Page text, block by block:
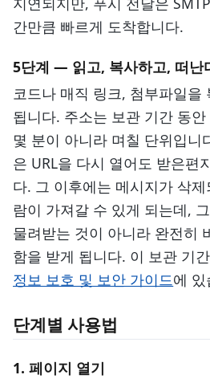
간만큼 빠르게 도착합니다.
5단계 — 읽고, 복사하고, 떠난
코드나 매직 링크, 첨부파일을
됩니다. 주소는 보관 기간 동
몇 분이 아니라 며칠 단위입
은 URL을 다시 열어도 받은편
다. 그 이후에는 메시지가 삭
람이 가져갈 수 있게 되는데,
물려받는 것이 아니라 완전히
함을 받게 됩니다. 이 보관 기
정보 보호 및 보안 가이드에 있
단계별 사용법
1. 페이지 열기